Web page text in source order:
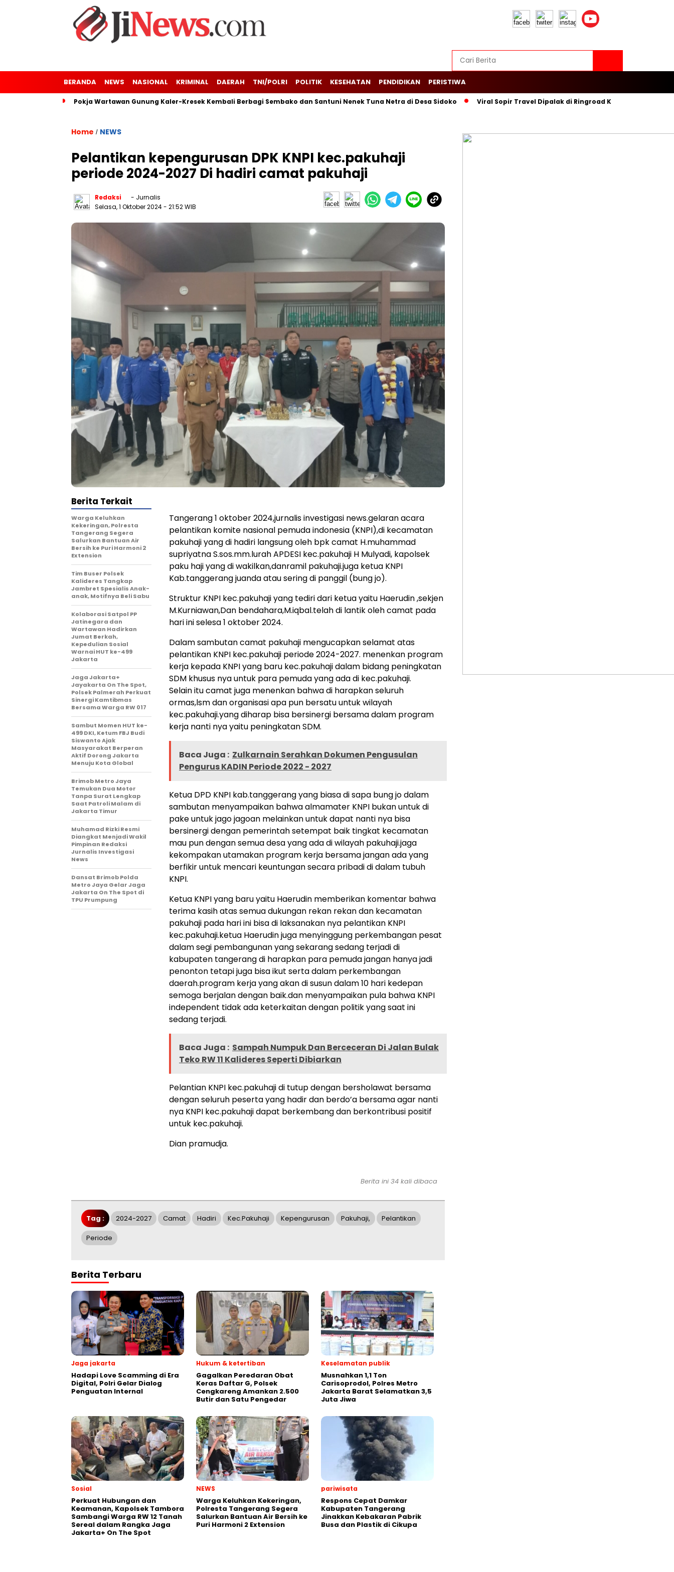
BERANDA NEWS NASIONAL KRIMINAL DAERAH TNI/POLRI POLITIK KESEHATAN PENDIDIKAN PERISTIWA
Pokja Wartawan Gunung Kaler-Kresek Kembali Berbagi Sembako dan Santuni Nenek Tuna Netra di Desa Sidoko Viral Sopir Travel Dipalak di Ringroad Kayu Besar,
Home / NEWS
Pelantikan kepengurusan DPK KNPI kec.pakuhaji
periode 2024-2027 Di hadiri camat pakuhaji
Redaksi
- Jurnalis
Selasa, 1 Oktober 2024- 21:52 WIB
Tangerang 1 oktober 2024,jurnalis investigasi news.gelaran acara
pelantikan komite nasional pemuda indonesia (KNPI),di kecamatan
pakuhaji yang di hadiri langsung oleh bpk camat H.muhammad
supriyatna S.sos.mm.lurah APDESI kec.pakuhaji H Mulyadi, kapolsek
paku haji yang di wakilkan,danramil pakuhaji.juga ketua KNPI
Kab.tanggerang juanda atau sering di panggil (bung jo).
Struktur KNPI kec.pakuhaji yang tediri dari ketua yaitu Haerudin ,sekjen
M.Kurniawan,Dan bendahara,M.iqbal.telah di lantik oleh camat pada
hari ini selesa 1 oktober 2024.
Dalam sambutan camat pakuhaji mengucapkan selamat atas
pelantikan KNPI kec.pakuhaji periode 2024-2027. menenkan program
kerja kepada KNPI yang baru kec.pakuhaji dalam bidang peningkatan
SDM khusus nya untuk para pemuda yang ada di kec.pakuhaji.
Selain itu camat juga menenkan bahwa di harapkan seluruh
ormas,lsm dan organisasi apa pun bersatu untuk wilayah
kec.pakuhaji.yang diharap bisa bersinergi bersama dalam program
kerja nanti nya yaitu peningkatan SDM.
Baca Juga : Zulkarnain Serahkan Dokumen Pengusulan
Pengurus KADIN Periode 2022 - 2027
Ketua DPD KNPI kab.tanggerang yang biasa di sapa bung jo dalam
sambutan menyampaikan bahwa almamater KNPI bukan untuk di
pake untuk jago jagoan melainkan untuk dapat nanti nya bisa
bersinergi dengan pemerintah setempat baik tingkat kecamatan
mau pun dengan semua desa yang ada di wilayah pakuhaji.jaga
kekompakan utamakan program kerja bersama jangan ada yang
berfikir untuk mencari keuntungan secara pribadi di dalam tubuh
KNPI.
Ketua KNPI yang baru yaitu Haerudin memberikan komentar bahwa
terima kasih atas semua dukungan rekan rekan dan kecamatan
pakuhaji pada hari ini bisa di laksanakan nya pelantikan KNPI
kec.pakuhaji.ketua Haerudin juga menyinggung perkembangan pesat
dalam segi pembangunan yang sekarang sedang terjadi di
kabupaten tangerang di harapkan para pemuda jangan hanya jadi
penonton tetapi juga bisa ikut serta dalam perkembangan
daerah.program kerja yang akan di susun dalam 10 hari kedepan
semoga berjalan dengan baik.dan menyampaikan pula bahwa KNPI
independent tidak ada keterkaitan dengan politik yang saat ini
sedang terjadi.
Baca Juga : Sampah Numpuk Dan Berceceran Di Jalan Bulak
Teko RW 11 Kalideres Seperti Dibiarkan
Pelantian KNPI kec.pakuhaji di tutup dengan bersholawat bersama
dengan seluruh peserta yang hadir dan berdo’a bersama agar nanti
nya KNPI kec.pakuhaji dapat berkembang dan berkontribusi positif
untuk kec.pakuhaji.
Dian pramudja.
Berita Terkait
Warga Keluhkan
Kekeringan, Polresta
Tangerang Segera
Salurkan Bantuan Air
Bersih ke Puri Harmoni 2
Extension
Tim Buser Polsek
Kalideres Tangkap
Jambret Spesialis Anak-
anak, Motifnya Beli Sabu
Kolaborasi Satpol PP
Jatinegara dan
Wartawan Hadirkan
Jumat Berkah,
Kepedulian Sosial
Warnai HUT ke-499
Jakarta
Jaga Jakarta+
Jayakarta On The Spot,
Polsek Palmerah Perkuat
Sinergi Kamtibmas
Bersama Warga RW 017
Sambut Momen HUT ke-
499 DKI, Ketum FBJ Budi
Siswanto Ajak
Masyarakat Berperan
Aktif Dorong Jakarta
Menuju Kota Global
Brimob Metro Jaya
Temukan Dua Motor
Tanpa Surat Lengkap
Saat Patroli Malam di
Jakarta Timur
Muhamad Rizki Resmi
Diangkat Menjadi Wakil
Pimpinan Redaksi
Jurnalis Investigasi
News
Dansat Brimob Polda
Metro Jaya Gelar Jaga
Jakarta On The Spot di
TPU Prumpung
Berita ini 34 kali dibaca
Tag : 2024-2027 Camat Hadiri Kec.pakuhaji Kepengurusan Pakuhaji, Pelantikan
Periode
Berita Terbaru
Jaga jakarta
Hadapi Love Scamming di Era
Digital, Polri Gelar Dialog
Penguatan Internal
Hukum & ketertiban
Gagalkan Peredaran Obat
Keras Daftar G, Polsek
Cengkareng Amankan 2.500
Butir dan Satu Pengedar
Keselamatan publik
Musnahkan 1,1 Ton
Carisoprodol, Polres Metro
Jakarta Barat Selamatkan 3,5
Juta Jiwa
Sosial
Perkuat Hubungan dan
Keamanan, Kapolsek Tambora
Sambangi Warga RW 12 Tanah
Sereal dalam Rangka Jaga
Jakarta+ On The Spot
NEWS
Warga Keluhkan Kekeringan,
Polresta Tangerang Segera
Salurkan Bantuan Air Bersih ke
Puri Harmoni 2 Extension
pariwisata
Respons Cepat Damkar
Kabupaten Tangerang
Jinakkan Kebakaran Pabrik
Busa dan Plastik di Cikupa